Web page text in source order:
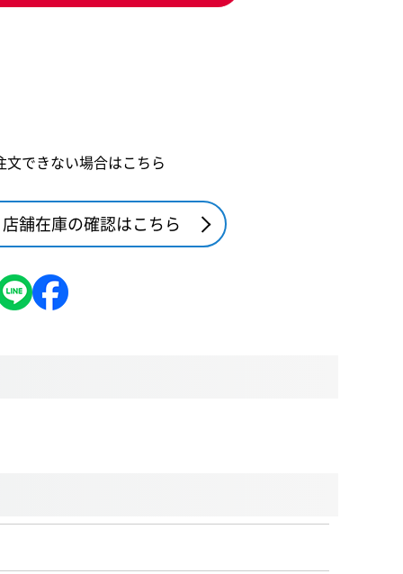
文できない場合はこちら
店舗在庫の確認はこちら